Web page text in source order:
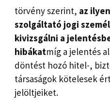
törvény szerint, az
szolgáltató jogi
kivizsgálni a
hibákatmíg a jelentés
döntést hozó hitel-,
társaságok kötelesek
jelöltjeiket.